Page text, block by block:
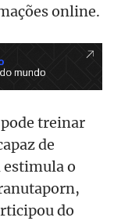
online.
treinar
de
estimula o
do